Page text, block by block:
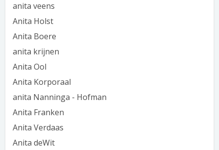
anita veens
Anita Holst
Anita Boere
anita krijnen
Anita Ool
Anita Korporaal
anita Nanninga - Hofman
Anita Franken
Anita Verdaas
Anita deWit